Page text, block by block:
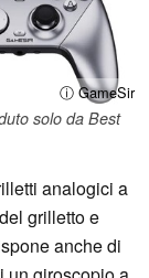
ⓘ GameSir
solo da Best
analogici a
grilletto e
anche di